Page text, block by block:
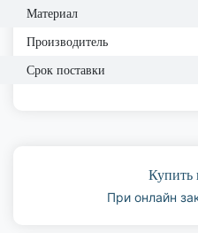
Материал
Производитель
Срок поставки
Купить
При онлайн